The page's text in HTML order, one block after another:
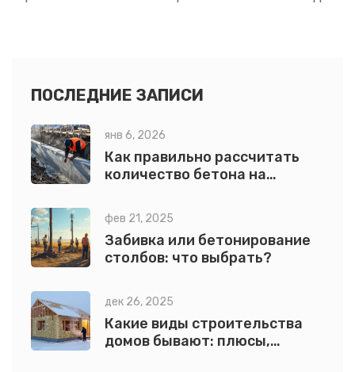
производители.
ПОСЛЕДНИЕ ЗАПИСИ
янв 6, 2026
Как правильно рассчитать
количество бетона на
и практические советы
фев 21, 2025
Забивка или бетонирование
столбов: что выбрать?
дек 26, 2025
Какие виды строительства
домов бывают: плюсы,